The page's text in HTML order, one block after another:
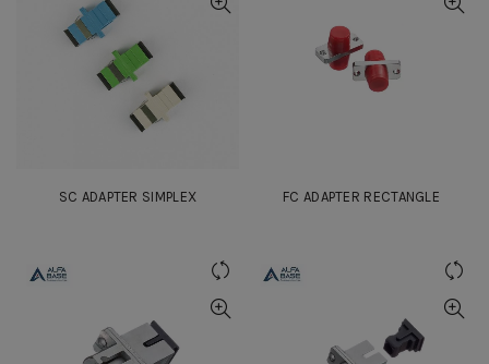
SC ADAPTER SIMPLEX FC ADAPTER RECTANGLE